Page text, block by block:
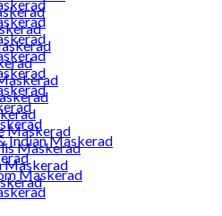
Maskerad
Maskerad
Maskerad
Indian Maskerad
Maskerad